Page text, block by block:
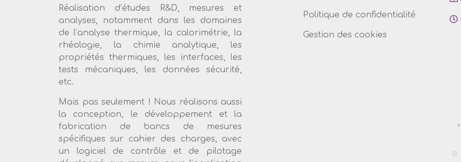
Réalisation d’études R&D, mesures et
analyses, notamment dans les domaines
de l’analyse thermique, la calorimétrie, la
rhéologie, la chimie analytique, les
propriétés thermiques, les interfaces, les
tests mécaniques, les données sécurité,
etc.
Mais pas seulement ! Nous réalisons aussi
la conception, le développement et la
fabrication de bancs de mesures
spécifiques sur cahier des charges, avec
un logiciel de contrôle et de pilotage
Politique de confidentialité
Gestion des cookies